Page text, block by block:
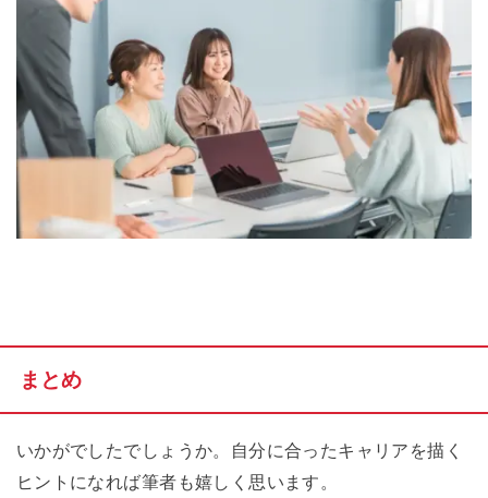
まとめ
いかがでしたでしょうか。自分に合ったキャリアを描く
ヒントになれば筆者も嬉しく思います。